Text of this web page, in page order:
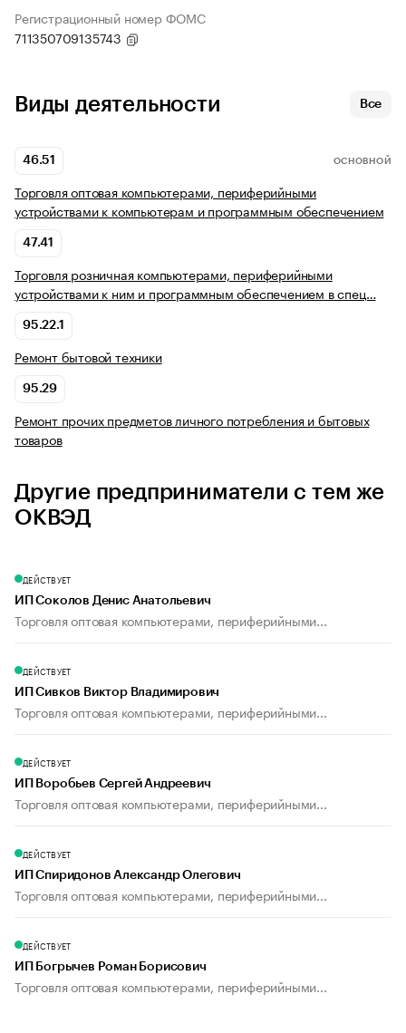
Регистрационный номер ФОМС
711350709135743
Виды деятельности Все
46.51 ОСНОВНОЙ
Торговля оптовая компьютерами, периферийными
устройствами к компьютерам и программным обеспечением
47.41
Торговля розничная компьютерами, периферийными
устройствами к ним и программным обеспечением в спец…
95.22.1
Ремонт бытовой техники
95.29
Ремонт прочих предметов личного потребления и бытовых
товаров
Другие предприниматели с тем же
ОКВЭД
ДЕЙСТВУЕТ
ИП Соколов Денис Анатольевич
Торговля оптовая компьютерами, периферийными...
ДЕЙСТВУЕТ
ИП Сивков Виктор Владимирович
Торговля оптовая компьютерами, периферийными...
ДЕЙСТВУЕТ
ИП Воробьев Сергей Андреевич
Торговля оптовая компьютерами, периферийными...
ДЕЙСТВУЕТ
ИП Спиридонов Александр Олегович
Торговля оптовая компьютерами, периферийными...
ДЕЙСТВУЕТ
ИП Богрычев Роман Борисович
Торговля оптовая компьютерами, периферийными...